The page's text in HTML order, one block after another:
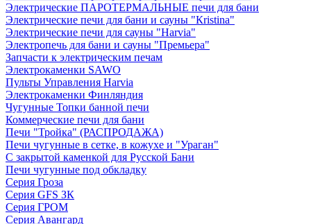
Электрические ПАРОТЕРМАЛЬНЫЕ печи для бани
Электрические печи для бани и сауны "Кristina"
Электрические печи для сауны "Harvia"
Электропечь для бани и сауны "Премьера"
Запчасти к электрическим печам
Электрокаменки SAWO
Пульты Управления Harvia
Электрокаменки Финляндия
Чугунные Топки банной печи
Коммерческие печи для бани
Печи "Тройка" (РАСПРОДАЖА)
Печи чугунные в сетке, в кожухе и "Ураган"
С закрытой каменкой для Русской Бани
Печи чугунные под обкладку
Серия Гроза
Серия GFS ЗК
Серия ГРОМ
Серия Авангард